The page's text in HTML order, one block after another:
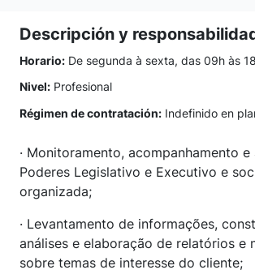
Descripción y
Horario: De segunda à sexta, das 09h às
Nivel: Profesional
Régimen de contratación: Indefinido en
· Monitoramento, acompanhamento e
Poderes Legislativo e Executivo e
organizada;
· Levantamento de informações,
análises e elaboração de relatórios e
sobre temas de interesse do cliente;